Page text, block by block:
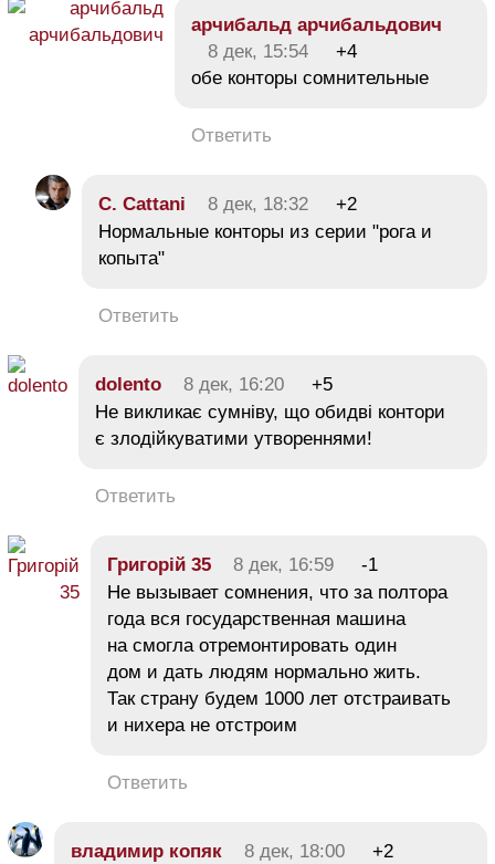
арчибальд арчибальдович
8 дек, 15:54
+4
обе конторы сомнительные
Ответить
C. Cattani 8 дек, 18:32
+2
Нормальные конторы из серии "рога и
копыта"
Ответить
dolento 8 дек, 16:20
+5
Не викликає сумніву, що обидві контори
є злодійкуватими утвореннями!
Ответить
Григорій 35 8 дек, 16:59
-1
Не вызывает сомнения, что за полтора
года вся государственная машина
на смогла отремонтировать один
дом и дать людям нормально жить.
Так страну будем 1000 лет отстраивать
и нихера не отстроим
Ответить
владимир копяк 8 дек, 18:00
+2